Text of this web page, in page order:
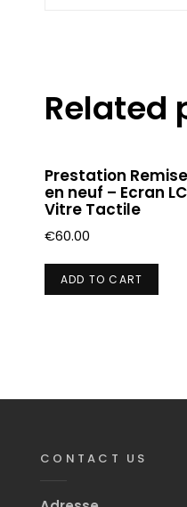
Related
Prestation
en neuf – Ecran
Vitre Tactile
€60.00
ADD TO CART
CONTACT US